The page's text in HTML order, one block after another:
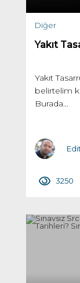
Diğer
Yakıt
Yakıt
belirtelim
Burada...
3250